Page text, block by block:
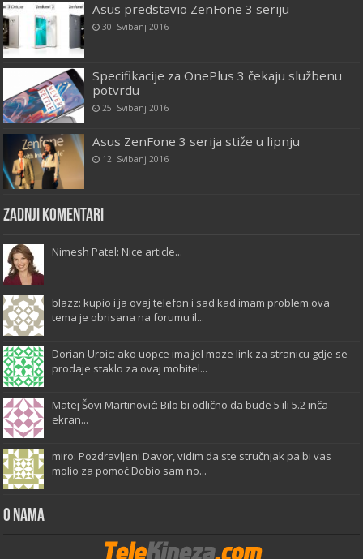
Asus predstavio ZenFone 3 seriju
30. Svibanj 2016
Specifikacije za OnePlus 3 čekaju službenu
potvrdu
25. Svibanj 2016
Asus ZenFone 3 serija stiže u lipnju
12. Svibanj 2016
Zadnji komentari
Nimesh Patel: Nice article...
blazz: kupio i ja ovaj telefon i sad kad imam problem ova
tema je obrisana na forumu il...
Dorian Uroic: ako uopce ima jel moze link za stranicu gdje se
prodaje staklo za ovaj mobitel...
Matej Šovi Martinović: Bilo bi odlično da bude 5 ili 5.2 inča
ekran...
miro: Pozdravljeni Davor, vidim da ste stručnjak pa bi vas
molio za pomoć.Dobio sam no...
O Nama